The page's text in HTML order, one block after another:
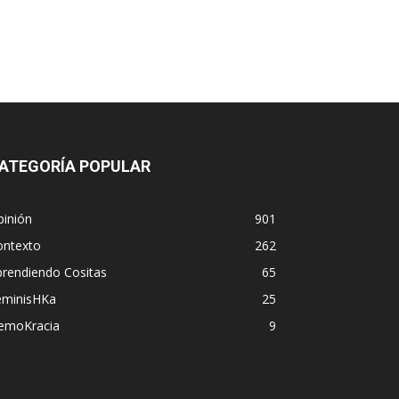
POPULAR
901
262
Cositas
65
25
9